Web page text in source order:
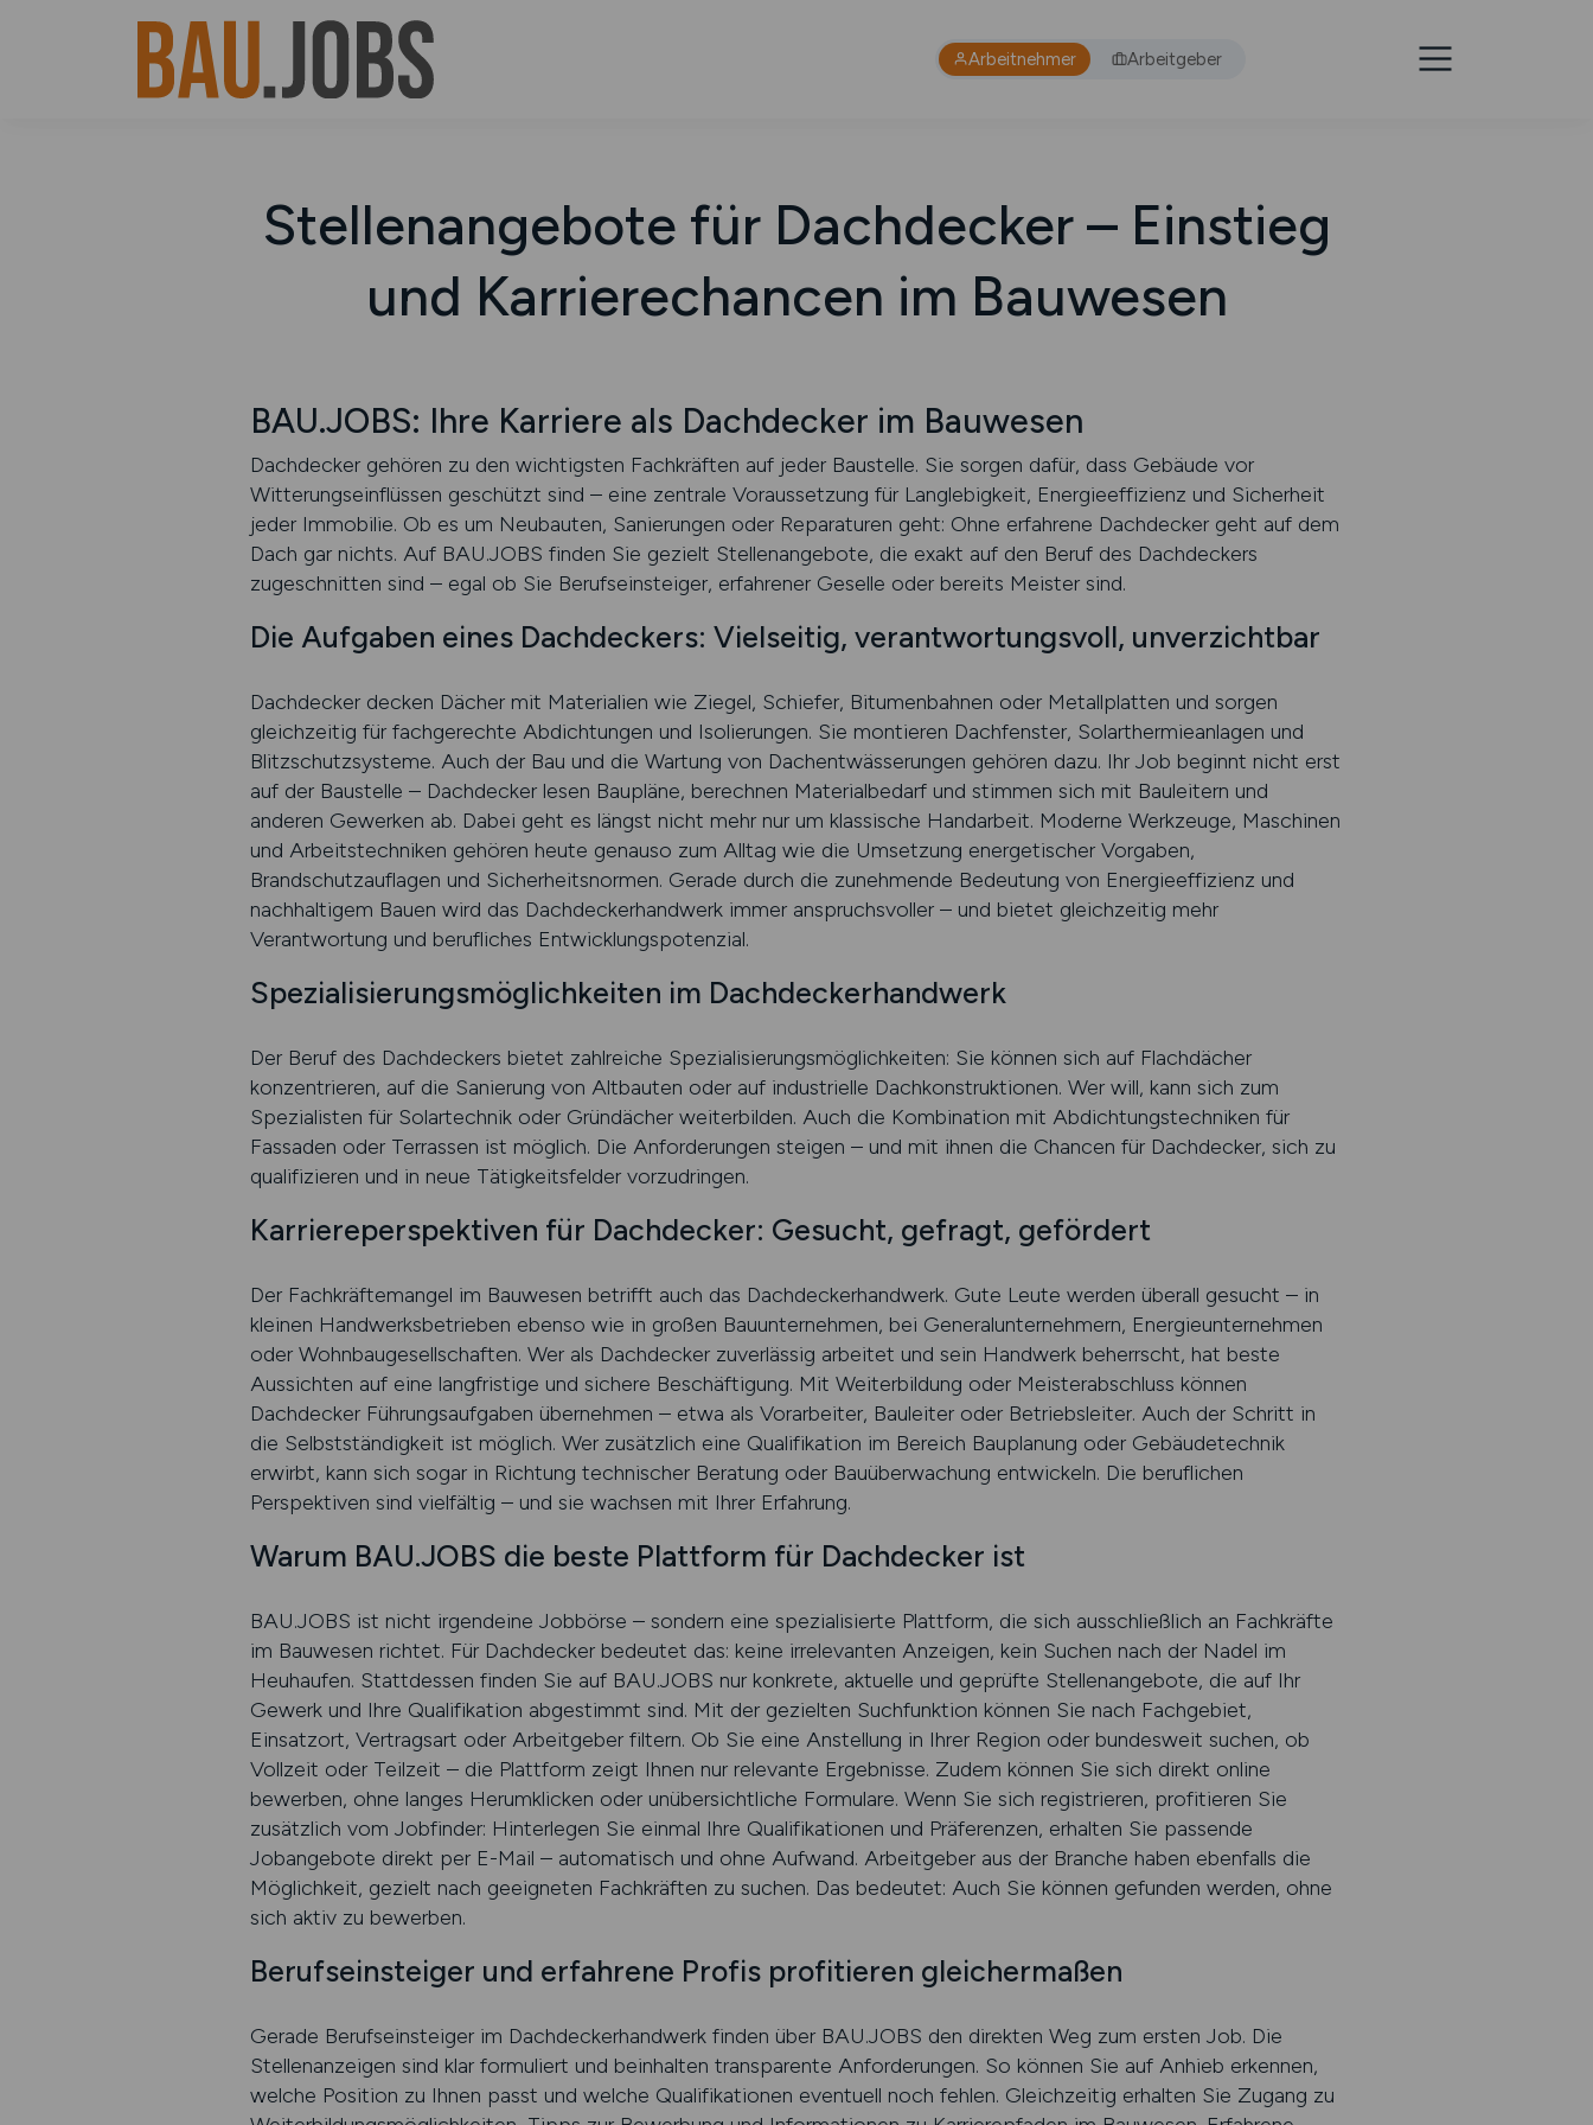
Arbeitnehmer Arbeitgeber
Stellenangebote für Dachdecker – Einstieg
und Karrierechancen im Bauwesen
BAU.JOBS: Ihre Karriere als Dachdecker im Bauwesen
Dachdecker gehören zu den wichtigsten Fachkräften auf jeder Baustelle. Sie sorgen dafür, dass Gebäude vor
Witterungseinflüssen geschützt sind – eine zentrale Voraussetzung für Langlebigkeit, Energieeffizienz und Sicherheit
jeder Immobilie. Ob es um Neubauten, Sanierungen oder Reparaturen geht: Ohne erfahrene Dachdecker geht auf dem
Dach gar nichts. Auf BAU.JOBS finden Sie gezielt Stellenangebote, die exakt auf den Beruf des Dachdeckers
zugeschnitten sind – egal ob Sie Berufseinsteiger, erfahrener Geselle oder bereits Meister sind.
Die Aufgaben eines Dachdeckers: Vielseitig, verantwortungsvoll, unverzichtbar
Dachdecker decken Dächer mit Materialien wie Ziegel, Schiefer, Bitumenbahnen oder Metallplatten und sorgen
gleichzeitig für fachgerechte Abdichtungen und Isolierungen. Sie montieren Dachfenster, Solarthermieanlagen und
Blitzschutzsysteme. Auch der Bau und die Wartung von Dachentwässerungen gehören dazu. Ihr Job beginnt nicht erst
auf der Baustelle – Dachdecker lesen Baupläne, berechnen Materialbedarf und stimmen sich mit Bauleitern und
anderen Gewerken ab. Dabei geht es längst nicht mehr nur um klassische Handarbeit. Moderne Werkzeuge, Maschinen
und Arbeitstechniken gehören heute genauso zum Alltag wie die Umsetzung energetischer Vorgaben,
Brandschutzauflagen und Sicherheitsnormen. Gerade durch die zunehmende Bedeutung von Energieeffizienz und
nachhaltigem Bauen wird das Dachdeckerhandwerk immer anspruchsvoller – und bietet gleichzeitig mehr
Verantwortung und berufliches Entwicklungspotenzial.
Spezialisierungsmöglichkeiten im Dachdeckerhandwerk
Der Beruf des Dachdeckers bietet zahlreiche Spezialisierungsmöglichkeiten: Sie können sich auf Flachdächer
konzentrieren, auf die Sanierung von Altbauten oder auf industrielle Dachkonstruktionen. Wer will, kann sich zum
Spezialisten für Solartechnik oder Gründächer weiterbilden. Auch die Kombination mit Abdichtungstechniken für
Fassaden oder Terrassen ist möglich. Die Anforderungen steigen – und mit ihnen die Chancen für Dachdecker, sich zu
qualifizieren und in neue Tätigkeitsfelder vorzudringen.
Karriereperspektiven für Dachdecker: Gesucht, gefragt, gefördert
Der Fachkräftemangel im Bauwesen betrifft auch das Dachdeckerhandwerk. Gute Leute werden überall gesucht – in
kleinen Handwerksbetrieben ebenso wie in großen Bauunternehmen, bei Generalunternehmern, Energieunternehmen
oder Wohnbaugesellschaften. Wer als Dachdecker zuverlässig arbeitet und sein Handwerk beherrscht, hat beste
Aussichten auf eine langfristige und sichere Beschäftigung. Mit Weiterbildung oder Meisterabschluss können
Dachdecker Führungsaufgaben übernehmen – etwa als Vorarbeiter, Bauleiter oder Betriebsleiter. Auch der Schritt in
die Selbstständigkeit ist möglich. Wer zusätzlich eine Qualifikation im Bereich Bauplanung oder Gebäudetechnik
erwirbt, kann sich sogar in Richtung technischer Beratung oder Bauüberwachung entwickeln. Die beruflichen
Perspektiven sind vielfältig – und sie wachsen mit Ihrer Erfahrung.
Warum BAU.JOBS die beste Plattform für Dachdecker ist
BAU.JOBS ist nicht irgendeine Jobbörse – sondern eine spezialisierte Plattform, die sich ausschließlich an Fachkräfte
im Bauwesen richtet. Für Dachdecker bedeutet das: keine irrelevanten Anzeigen, kein Suchen nach der Nadel im
Heuhaufen. Stattdessen finden Sie auf BAU.JOBS nur konkrete, aktuelle und geprüfte Stellenangebote, die auf Ihr
Gewerk und Ihre Qualifikation abgestimmt sind. Mit der gezielten Suchfunktion können Sie nach Fachgebiet,
Einsatzort, Vertragsart oder Arbeitgeber filtern. Ob Sie eine Anstellung in Ihrer Region oder bundesweit suchen, ob
Vollzeit oder Teilzeit – die Plattform zeigt Ihnen nur relevante Ergebnisse. Zudem können Sie sich direkt online
bewerben, ohne langes Herumklicken oder unübersichtliche Formulare. Wenn Sie sich registrieren, profitieren Sie
zusätzlich vom Jobfinder: Hinterlegen Sie einmal Ihre Qualifikationen und Präferenzen, erhalten Sie passende
Jobangebote direkt per E-Mail – automatisch und ohne Aufwand. Arbeitgeber aus der Branche haben ebenfalls die
Möglichkeit, gezielt nach geeigneten Fachkräften zu suchen. Das bedeutet: Auch Sie können gefunden werden, ohne
sich aktiv zu bewerben.
Berufseinsteiger und erfahrene Profis profitieren gleichermaßen
Gerade Berufseinsteiger im Dachdeckerhandwerk finden über BAU.JOBS den direkten Weg zum ersten Job. Die
Stellenanzeigen sind klar formuliert und beinhalten transparente Anforderungen. So können Sie auf Anhieb erkennen,
welche Position zu Ihnen passt und welche Qualifikationen eventuell noch fehlen. Gleichzeitig erhalten Sie Zugang zu